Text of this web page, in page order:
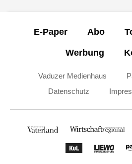
E-Paper Abo
Werbung
Vaduzer Medienhaus
Datenschutz